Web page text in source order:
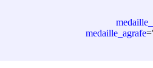
medaille_agrafe=